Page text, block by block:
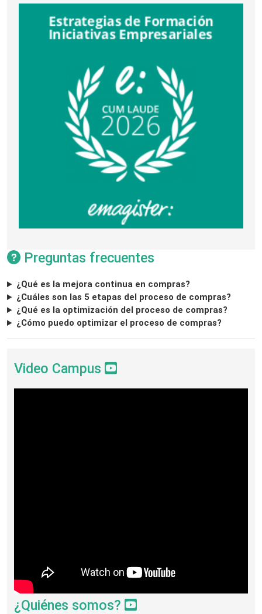
Preguntas frecuentes
¿Qué es la mejora continua en compras?
¿Cuáles son las 5 etapas del proceso de compras?
¿Qué es la optimización del proceso de compras?
¿Cómo puedo optimizar el proceso de compras?
Video Campus
¿Quiénes somos?